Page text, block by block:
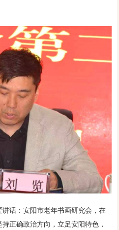
话：安阳市老年书画研究会，在
正确政治方向，立足安阳特色，